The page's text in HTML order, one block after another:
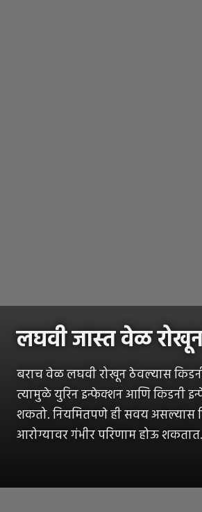
लघवी जास्त वेळ
बराच वेळ लघवी रोखून ठेवल्यास
त्यामुळे युरिन इन्फेक्शन आणि किडनी
शकतो. नियमितपणे ही सवय असल्यास
आरोग्यावर गंभीर परिणाम होऊ शकतात.